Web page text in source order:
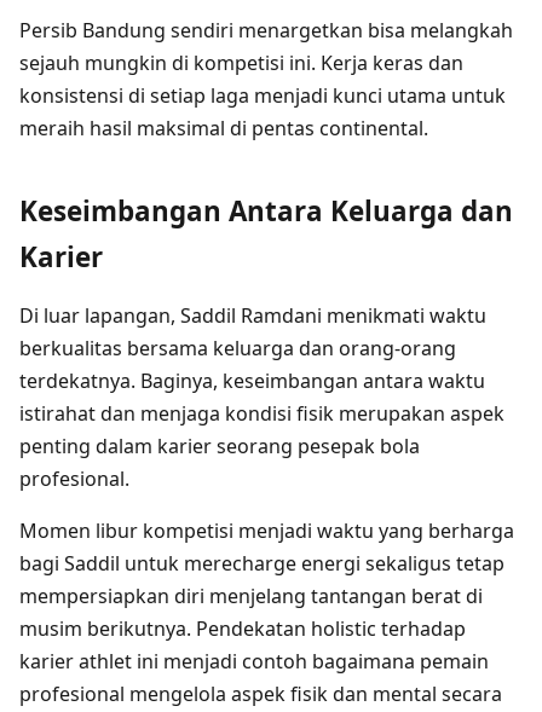
Persib Bandung sendiri menargetkan bisa melangkah
sejauh mungkin di kompetisi ini. Kerja keras dan
konsistensi di setiap laga menjadi kunci utama untuk
meraih hasil maksimal di pentas continental.
Keseimbangan Antara Keluarga dan
Karier
Di luar lapangan, Saddil Ramdani menikmati waktu
berkualitas bersama keluarga dan orang-orang
terdekatnya. Baginya, keseimbangan antara waktu
istirahat dan menjaga kondisi fisik merupakan aspek
penting dalam karier seorang pesepak bola
profesional.
Momen libur kompetisi menjadi waktu yang berharga
bagi Saddil untuk merecharge energi sekaligus tetap
mempersiapkan diri menjelang tantangan berat di
musim berikutnya. Pendekatan holistic terhadap
karier athlet ini menjadi contoh bagaimana pemain
profesional mengelola aspek fisik dan mental secara